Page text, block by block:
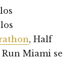
, Half
Miami se